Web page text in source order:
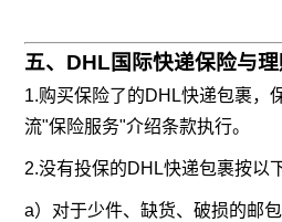
五、DHL国际快递保险与
1.购买保险了的DHL快递包裹，
流"保险服务"介绍条款执行。
2.没有投保的DHL快递包裹按以
a）对于少件、缺货、破损的邮包